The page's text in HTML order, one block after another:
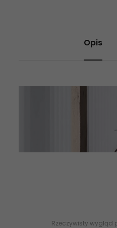
Opis
Rzeczywisty wygląd